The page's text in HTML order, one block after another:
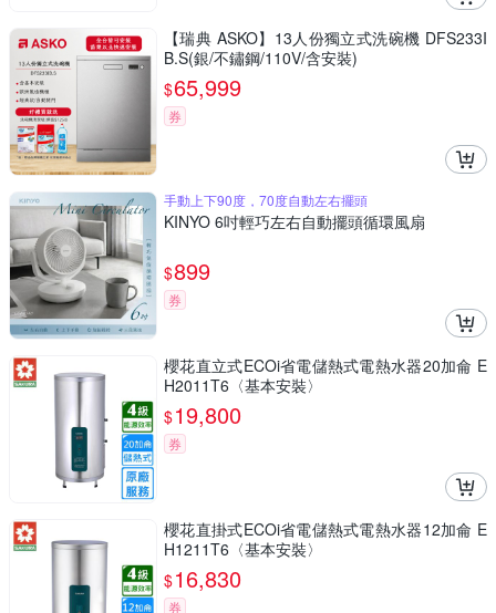
【瑞典 ASKO】13人份獨立式洗碗機 DFS233I
B.S(銀/不鏽鋼/110V/含安裝)
$65,999
券
手動上下90度，70度自動左右擺頭
KINYO 6吋輕巧左右自動擺頭循環風扇
$899
券
櫻花直立式ECOi省電儲熱式電熱水器20加侖 E
H2011T6〈基本安裝〉
$19,800
券
櫻花直掛式ECOi省電儲熱式電熱水器12加侖 E
H1211T6〈基本安裝〉
$16,830
券